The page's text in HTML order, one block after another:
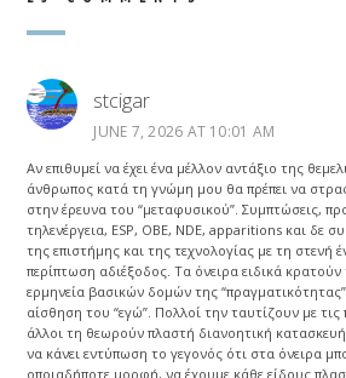
stcigar
JUNE 7, 2026 AT 10:01 AM
Αν επιθυμεί να έχει ένα μέλλον αντάξιο της
άνθρωπος κατά τη γνώμη μου θα πρέπει να
στην έρευνα του “μεταφυσικού”. Συμπτώσεις,
τηλενέργεια, ESP, OBE, NDE, apparitions και δε
της επιστήμης και της τεχνολογίας με τη στενή
περίπτωση αδιέξοδος. Τα όνειρα ειδικά κρατούν
ερμηνεία βασικών δομών της
αίσθηση του “εγώ”. Πολλοί την ταυτίζουν με
άλλοι τη θεωρούν πλαστή διανοητική
να κάνει εντύπωση το γεγονός ότι στα όνειρα
οποιαδήποτε μορφή, να έχουμε κάθε είδους